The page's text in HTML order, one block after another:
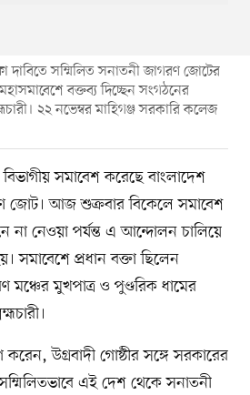
দাবিতে সম্মিলিত সনাতনী জাগরণ জোটের
বক্তব্য দিচ্ছেন সংগঠনের
২২ নভেম্বর মাহিগঞ্জ সরকারি কলেজ
সমাবেশ করেছে বাংলাদেশ
জোট। আজ শুক্রবার বিকেলে সমাবেশ
না নেওয়া পর্যন্ত এ আন্দোলন চালিয়ে
সমাবেশে প্রধান বক্তা ছিলেন
মঞ্চের মুখপাত্র ও পুণ্ডরিক ধামের
উগ্রবাদী গোষ্ঠীর সঙ্গে সরকারের
এই দেশ থেকে সনাতনী